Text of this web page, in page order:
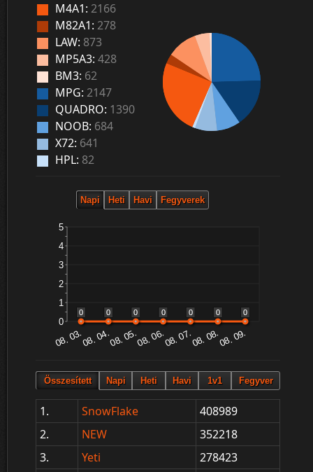
M4A1: 2166
M82A1: 278
LAW: 873
MP5A3: 428
BM3: 62
MPG: 2147
QUADRO: 1390
NOOB: 684
X72: 641
HPL: 82
1. SnowFlake
408989
2.
NEW
352218
3.
Yeti
278423